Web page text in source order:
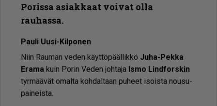
Porissa asiakkaat voivat olla
rauhassa.
Pau­li Uu­si-Kil­po­nen
Niin Rau­man ve­den käyt­tö­pääl­lik­kö Juha-Pek­ka
Era­ma kuin Po­rin Ve­den joh­ta­ja Is­mo Lind­fors­kin
tyr­mää­vät omal­ta koh­dal­taan pu­heet isois­ta nou­su­
pai­neis­ta.